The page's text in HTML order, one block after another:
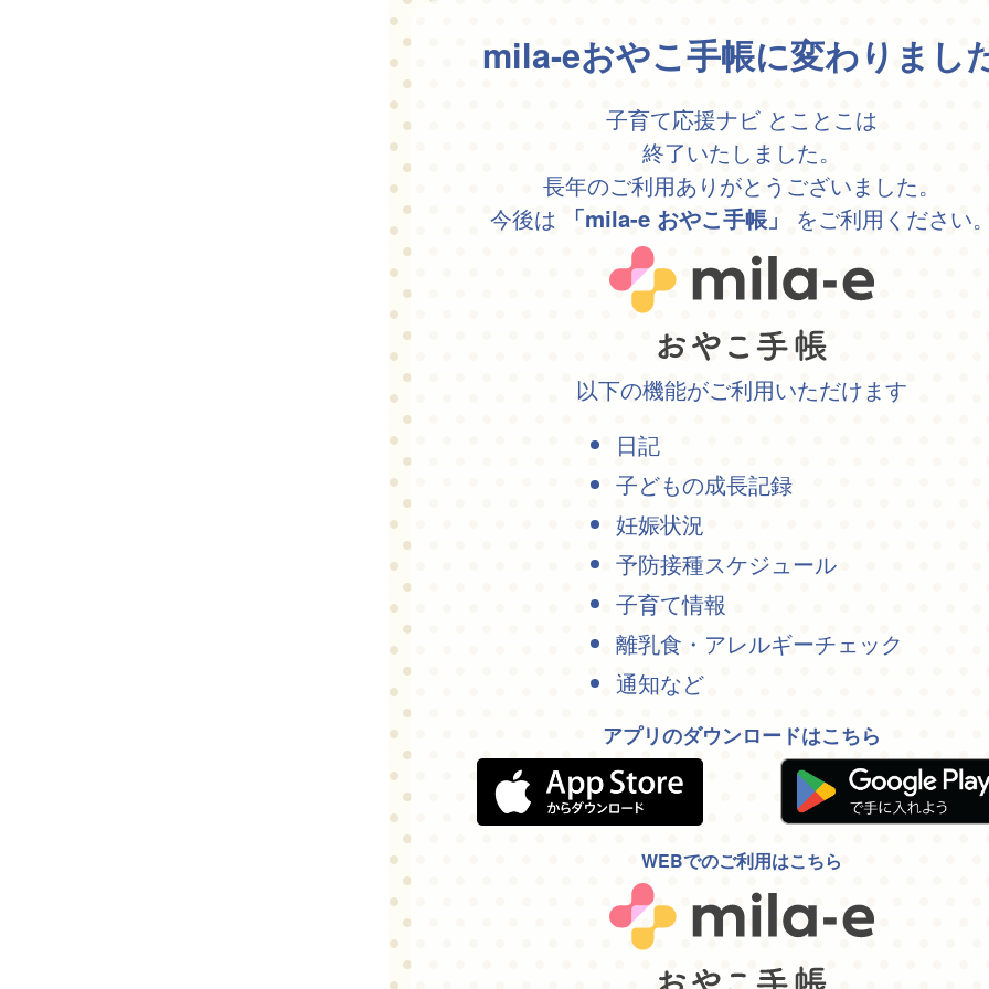
mila-eおやこ手帳に変わりまし
子育て応援ナビ とことこは
終了いたしました。
長年のご利用ありがとうございました。
今後は
「mila-e おやこ手帳」 をご利用ください
以下の機能がご利用いただけます
日記
子どもの成長記録
妊娠状況
予防接種スケジュール
子育て情報
離乳食・アレルギーチェック
通知など
アプリのダウンロードはこちら
WEBでのご利用はこちら